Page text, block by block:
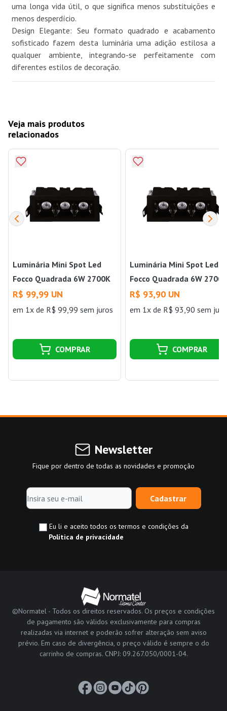
uma longa vida útil, o que significa menos substituições e
menos desperdício.
Design Elegante: Seu formato quadrado e acabamento
sofisticado fazem desta luminária uma adição estilosa a
qualquer ambiente, integrando-se perfeitamente com
diferentes estilos de decoração.
Veja mais produtos
relacionados
Luminária Mini Spot Led
Focco Quadrada 6W 2700K
24°480L Gaya
R$ 99,99 UN
em 1x de R$ 99,99 sem juros
COMPRAR
Luminária Mini Spot Led
Focco Quadrada 6W
12°480L Gaya
R$ 93,90 UN
em 1x de R$ 93,90 sem
COMPRAR
Newsletter
Fique por dentro de todas as novidades e promoção
Cadastrar
Eu li e aceito todos os termos e condições da
Política de privacidade
©Normatel - Todos os direitos reservados. Os preços e condições
de pagamento são válidos exclusivamente para compras
realizadas via internet e poderão sofrer alteração sem aviso
prévio. Em caso de divergência, o preço válido é sempre o do
carrinho de compras. CNPJ: 09.267.050/0001-04.